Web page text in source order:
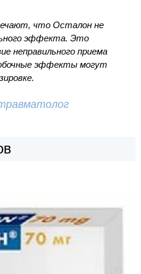
что Осталон не
эффекта. Это
неправильного приема
эффекты могут